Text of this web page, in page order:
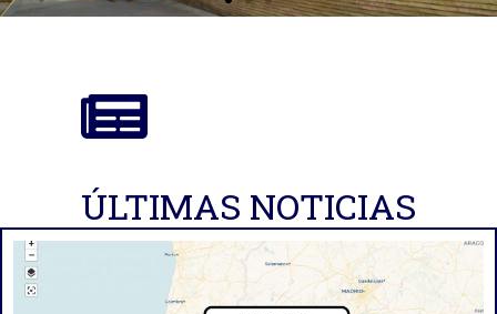
ÚLTIMAS NOTICIAS